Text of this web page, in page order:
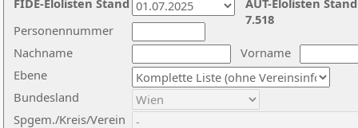
Nachname
Vorname
Ebene
Personennummer
Bundesland
Spgem./Kreis/Verein
AUT-Elolisten
7.518
FIDE-Elolisten Stand